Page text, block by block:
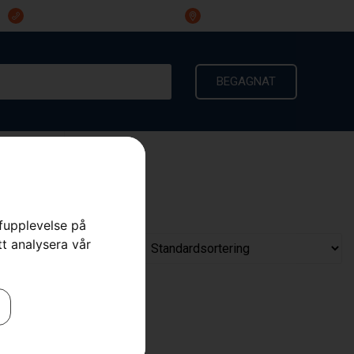
på
analysera vår
BEGAGNAT